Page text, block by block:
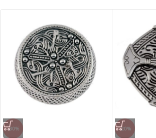
-30% -20%